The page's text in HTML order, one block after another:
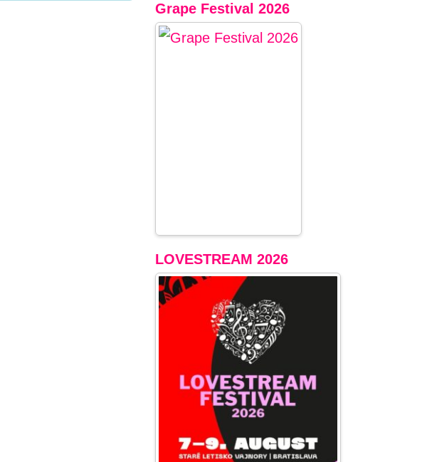
Grape Festival 2026
LOVESTREAM 2026